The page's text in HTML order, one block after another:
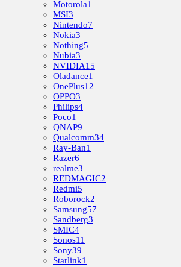
Motorola1
MSI3
Nintendo7
Nokia3
Nothing5
Nubia3
NVIDIA15
Oladance1
OnePlus12
OPPO3
Philips4
Poco1
QNAP9
Qualcomm34
Ray-Ban1
Razer6
realme3
REDMAGIC2
Redmi5
Roborock2
Samsung57
Sandberg3
SMIC4
Sonos11
Sony39
Starlink1